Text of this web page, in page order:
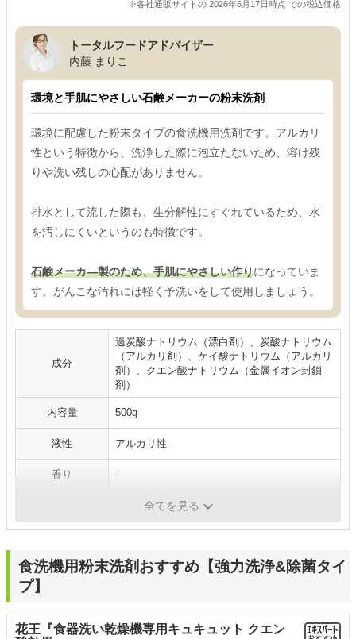
※各社通販サイトの 2026年6月17日時点 での税込価格
トータルフードアドバイザー
内藤 まりこ
環境と手肌にやさしい石鹸メーカーの粉末洗剤
環境に配慮した粉末タイプの食洗機用洗剤です。アルカリ
性という特徴から、洗浄した際に泡立たないため、溶け残
りや洗い残しの心配がありません。
排水として流した際も、生分解性にすぐれているため、水
を汚しにくいというのも特徴です。
石鹸メーカ―製のため、手肌にやさしい作りになっていま
す。がんこな汚れには軽く予洗いをして使用しましょう。
成分
過炭酸ナトリウム（漂白剤）、炭酸ナトリウム
（アルカリ剤）、ケイ酸ナトリウム（アルカリ
剤）、クエン酸ナトリウム（金属イオン封鎖
剤）
内容量 500g
液性 アルカリ性
香り -
袋タイプ全てを見る
食洗機用粉末洗剤おすすめ【強力洗浄&除菌タイ
プ】
花王『食器洗い乾燥機専用キュキュット クエン